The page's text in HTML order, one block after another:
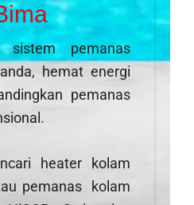
sistem pemanas
hemat energi
pemanas
heater kolam
pemanas kolam